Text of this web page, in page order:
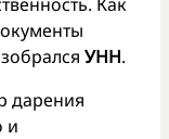
УНН.
дарения
и